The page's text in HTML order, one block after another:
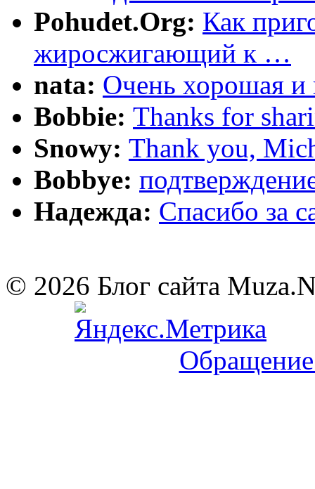
Pohudet.Org: Как
жиросжигающий к …
nata: Очень хорошая и
Bobbie: Thanks for
Snowy: Thank you,
Bobbye:
Надежда: Cпасибо за
© 2026 Блог сайта
Обращение